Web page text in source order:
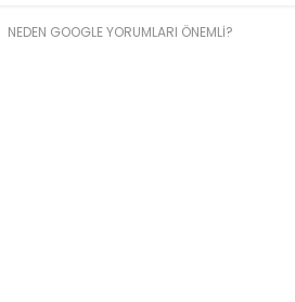
NEDEN GOOGLE YORUMLARI ÖNEMLI?